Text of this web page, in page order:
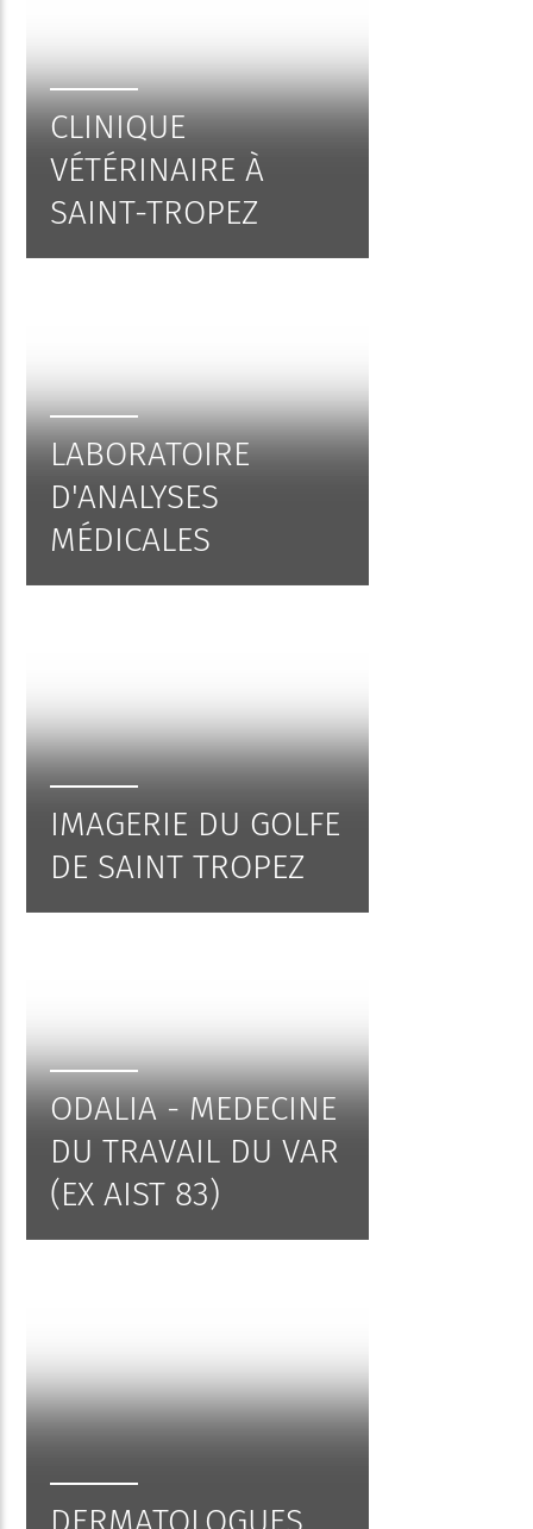
CLINIQUE
VÉTÉRINAIRE À
SAINT-TROPEZ
LABORATOIRE
D'ANALYSES
MÉDICALES
IMAGERIE DU GOLFE
DE SAINT TROPEZ
ODALIA - MEDECINE
DU TRAVAIL DU VAR
(EX AIST 83)
DERMATOLOGUES